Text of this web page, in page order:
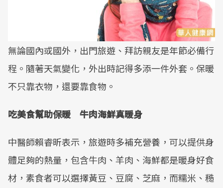
無論國內或國外，出門旅遊、拜訪親友是年節必備行
程。隨著天氣變化，外出時記得多添一件外套。保暖
不只靠衣物，還要靠食物。
吃美食幫助保暖 牛肉海鮮真暖身
中醫師賴睿昕表示，旅遊時多補充營養，可以提供身
體足夠的熱量，包含牛肉、羊肉、海鮮都是暖身好食
材，素食者可以選擇黃豆、豆腐、芝麻，而糯米、糙